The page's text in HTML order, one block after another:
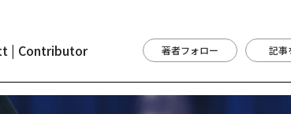
| Contributor 著者フォロー 記事